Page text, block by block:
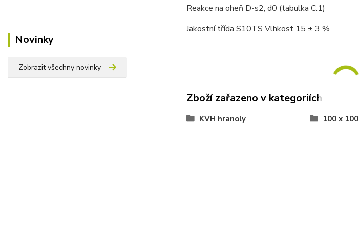
Novinky
Zobrazit všechny novinky
Reakce na oheň D-s2, d0 (tabulka C.1)
Jakostní třída S10TS Vlhkost 15 ± 3 %
Zboží zařazeno v kategoriích
KVH hranoly 100 x 100